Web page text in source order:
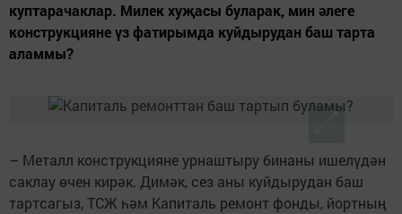
куптарачаклар. Милек хуҗасы буларак, мин әлеге
конструкцияне үз фатирымда куйдырудан баш тарта
аламмы?
– Металл конструкцияне урнаштыру бинаны ишелүдән
саклау өчен кирәк. Димәк, сез аны куйдырудан баш
тартсагыз, ТСЖ һәм Капиталь ремонт фонды, йортның